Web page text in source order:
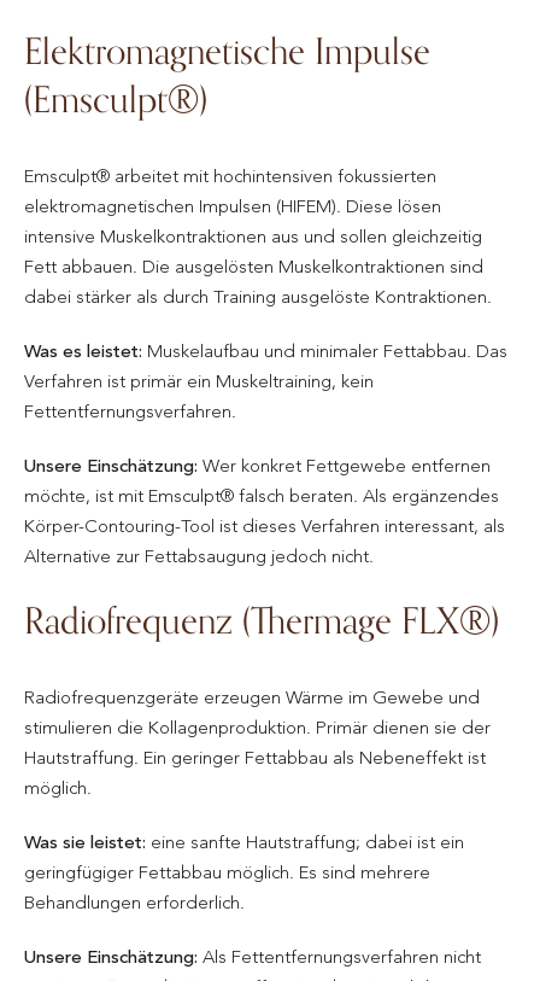
Elektromagnetische Impulse
(Emsculpt®)
Emsculpt® arbeitet mit hochintensiven fokussierten
elektromagnetischen Impulsen (HIFEM). Diese lösen
intensive Muskelkontraktionen aus und sollen gleichzeitig
Fett abbauen. Die ausgelösten Muskelkontraktionen sind
dabei stärker als durch Training ausgelöste Kontraktionen.
Was es leistet: Muskelaufbau und minimaler Fettabbau. Das
Verfahren ist primär ein Muskeltraining, kein
Fettentfernungsverfahren.
Unsere Einschätzung: Wer konkret Fettgewebe entfernen
möchte, ist mit Emsculpt® falsch beraten. Als ergänzendes
Körper-Contouring-Tool ist dieses Verfahren interessant, als
Alternative zur Fettabsaugung jedoch nicht.
Radiofrequenz (Thermage FLX®)
Radiofrequenzgeräte erzeugen Wärme im Gewebe und
stimulieren die Kollagenproduktion. Primär dienen sie der
Hautstraffung. Ein geringer Fettabbau als Nebeneffekt ist
möglich.
Was sie leistet: eine sanfte Hautstraffung; dabei ist ein
geringfügiger Fettabbau möglich. Es sind mehrere
Behandlungen erforderlich.
Unsere Einschätzung: Als Fettentfernungsverfahren nicht